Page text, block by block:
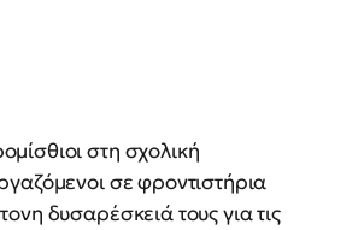
στη σχολική
σε φροντιστήρια
δυσαρέσκειά τους για τις